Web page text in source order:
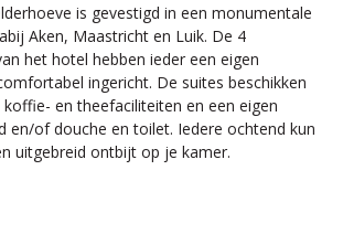
is gevestigd in een monumentale
Aken, Maastricht en Luik. De 4
het hotel hebben ieder een eigen
ingericht. De suites beschikken
en theefaciliteiten en een eigen
en/of douche en toilet. Iedere ochtend kun
uitgebreid ontbijt op je kamer.